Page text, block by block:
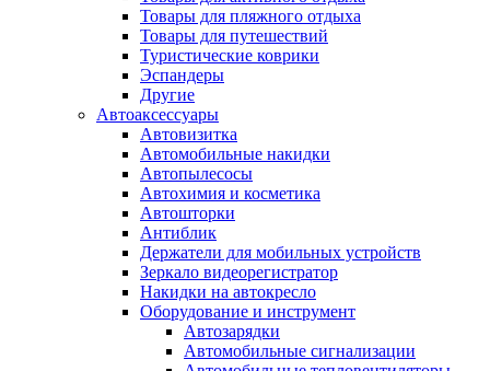
Товары для пляжного отдыха
Товары для путешествий
Туристические коврики
Эспандеры
Другие
Автоаксессуары
Автовизитка
Автомобильные накидки
Автопылесосы
Автохимия и косметика
Автошторки
Антиблик
Держатели для мобильных устройств
Зеркало видеорегистратор
Накидки на автокресло
Оборудование и инструмент
Автозарядки
Автомобильные сигнализации